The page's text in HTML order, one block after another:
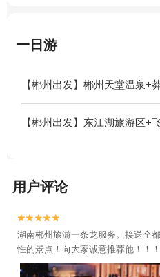
一日游
【郴州出发】郴州天堂温泉
【郴州出发】东江湖旅游区
用户评论


湖南郴州旅游一条龙服务。接送全
性的景点！向大家诚意推荐他！！